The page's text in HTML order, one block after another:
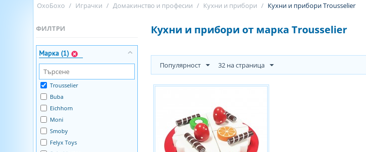
ОхоБохо / Играчки / Домакинство и професии / Кухни и прибори / Кухни и прибори Trousselier
ФИЛТРИ
Марка (1)
Trousselier
Buba
Eichhorn
Moni
Smoby
Felyx Toys
Кухни и прибори от марка Trousselier
Популярност 32 на страница